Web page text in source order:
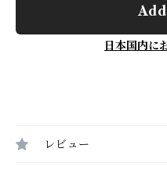
日本国内に
レビュー